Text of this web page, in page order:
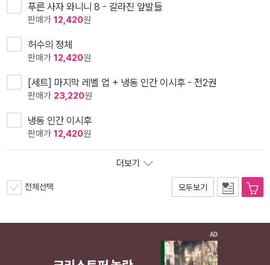
푸른 사자 와니니 8 - 갈라진 앞발들
판매가 12,420원
허수의 정체
판매가 12,420원
[세트] 마지막 레벨 업 + 냉동 인간 이시후 - 전2권
판매가 23,220원
냉동 인간 이시후
판매가 12,420원
더보기
전체선택 모두보기